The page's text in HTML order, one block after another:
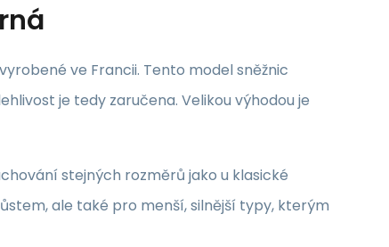
ve Francii. Tento model sněžnic
je tedy zaručena. Velikou výhodou je
stejných rozměrů jako u klasické
ale také pro menší, silnější typy, kterým